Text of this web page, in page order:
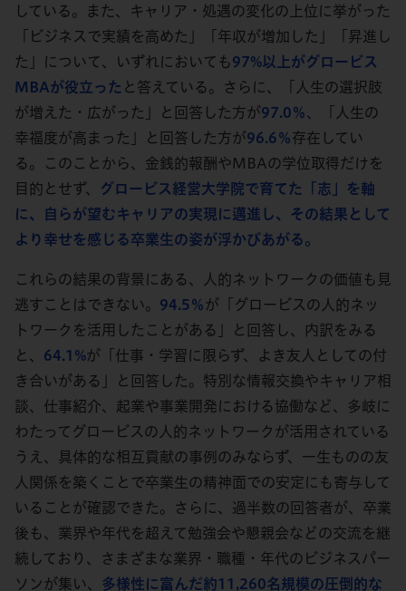
している。また、キャリア・処遇の変化の上位に挙がった
「ビジネスで実績を高めた」「年収が増加した」「昇進し
た」について、いずれにおいても 97%以上がグロービス
MBAが役立った と答えている。さらに、「人生の選択肢
が増えた・広がった」と回答した方が97.0％
、「人生の
幸福度が高まった」と回答した方が96.6％存在してい
る。このことから、金銭的報酬やMBAの学位取得だけを
目的とせず、
グロービス経営大学院で育てた「志」を軸
に、自らが望むキャリアの実現に邁進し、その結果として
より幸せを感じる卒業生の姿が浮かびあがる。
これらの結果の背景にある、人的ネットワークの価値も見
逃すことはできない。 94.5％ が「グロービスの人的ネッ
トワークを活用したことがある」と回答し、内訳をみる
と、 64.1%が「仕事・学習に限らず、よき友人としての付
き合いがある」と回答した。特別な情報交換やキャリア相
談、仕事紹介、起業や事業開発における協働など、多岐に
わたってグロービスの人的ネットワークが活用されている
うえ、具体的な相互貢献の事例のみならず、一生ものの友
人関係を築くことで卒業生の精神面での安定にも寄与して
いることが確認できた。さらに、過半数の回答者が、卒業
後も、業界や年代を超えて勉強会や懇親会などの交流を継
続しており、さまざまな業界・職種・年代のビジネスパー
ソンが集い、 多様性に富んだ約11,260名規模の圧倒的な